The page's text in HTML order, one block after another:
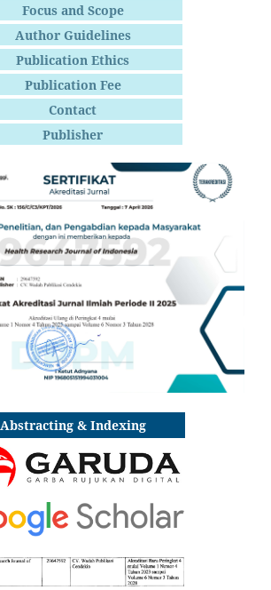
Focus and Scope
Author Guidelines
Publication Ethics
Publication Fee
Contact
Publisher
Abstracting & Indexing